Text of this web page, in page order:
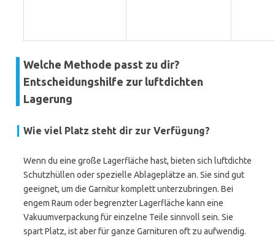
Welche Methode passt zu dir?
Entscheidungshilfe zur luftdichten
Lagerung
Wie viel Platz steht dir zur Verfügung?
Wenn du eine große Lagerfläche hast, bieten sich luftdichte
Schutzhüllen oder spezielle Ablageplätze an. Sie sind gut
geeignet, um die Garnitur komplett unterzubringen. Bei
engem Raum oder begrenzter Lagerfläche kann eine
Vakuumverpackung für einzelne Teile sinnvoll sein. Sie
spart Platz, ist aber für ganze Garnituren oft zu aufwendig.